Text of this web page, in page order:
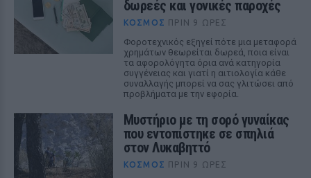
δωρεές και γονικές παροχές
ΚΌΣΜΟΣ ΠΡΙΝ 9 ΏΡΕΣ
Φοροτεχνικός εξηγεί πότε μια μεταφορά
χρημάτων θεωρείται δωρεά, ποια είναι
τα αφορολόγητα όρια ανά κατηγορία
συγγένειας και γιατί η αιτιολογία κάθε
συναλλαγής μπορεί να σας γλιτώσει από
προβλήματα με την εφορία.
Μυστήριο με τη σορό γυναίκας
που εντοπίστηκε σε σπηλιά
στον Λυκαβηττό
ΚΌΣΜΟΣ ΠΡΙΝ 9 ΏΡΕΣ